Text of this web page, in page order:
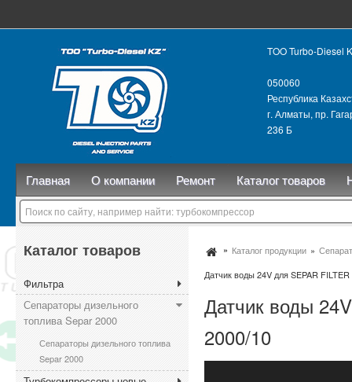
TOO Turbo-Diesel
050060
Республика
г. Алматы, пр.
236 Б
Главная О компании Ремонт Каталог товаров
Каталог продукции
Датчик воды 24V для SEPAR
Датчик воды
2000/10
Каталог товаров
Фильтра
Сепараторы дизельного
топлива Separ 2000
Сепараторы дизельного топлива
Separ 2000